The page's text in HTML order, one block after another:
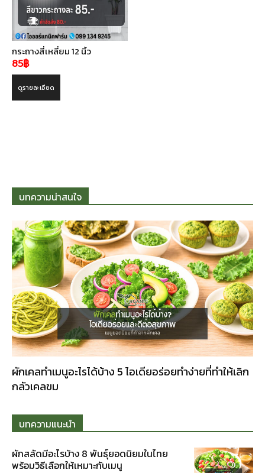
กระถางสี่เหลี่ยม 12 นิ้ว
85฿
ดูรายละเอียด
บทความน่าสนใจ
ผักเคลทำเมนูอะไรได้บ้าง 5 ไอเดียอร่อยทำง่ายที่ทำให้เลิก
กลัวเคลขม
บทความแนะนำ
ผักสลัดมีอะไรบ้าง 8 พันธุ์ยอดนิยมในไทย
พร้อมวิธีเลือกให้เหมาะกับเมนู